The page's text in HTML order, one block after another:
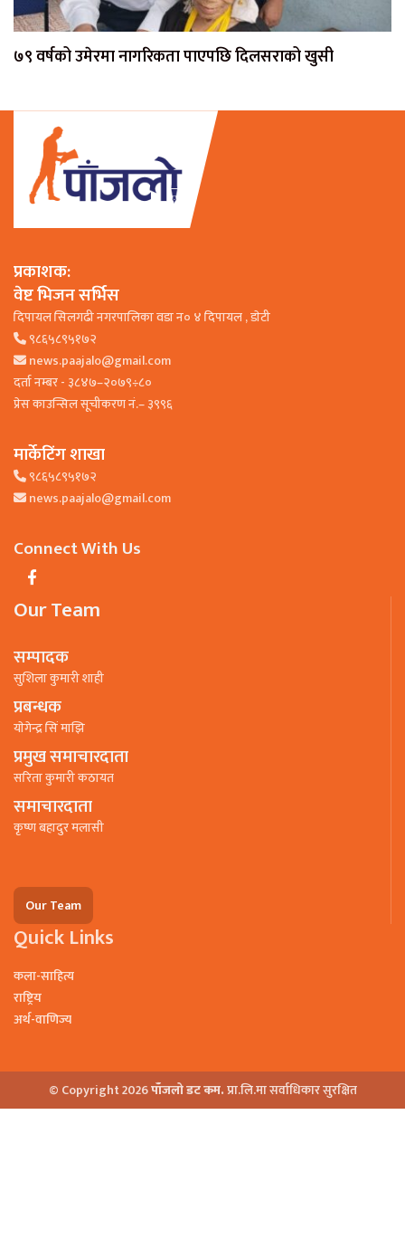
७९ वर्षको उमेरमा नागरिकता पाएपछि दिलसराको खुसी
प्रकाशक:
वेष्ट भिजन सर्भिस
दिपायल सिलगढी नगरपालिका वडा न० ४ दिपायल , डाेटी
९८६५८९५१७२
news.paajalo@gmail.com
दर्ता नम्बर - ३८४७–२०७९÷८०
प्रेस काउन्सिल सूचीकरण नं.– ३९९६
मार्केटिंग शाखा
९८६५८९५१७२
news.paajalo@gmail.com
Connect With Us
Our Team
सम्पादक
सुशिला कुमारी शाही
प्रबन्धक
याेगेन्द्र सिं माझि
प्रमुख समाचारदाता
सरिता कुमारी कठायत
समाचारदाता
कृष्ण बहादुर मलासी
Our Team
Quick Links
कला-साहित्य
राष्ट्रिय
अर्थ-वाणिज्य
© Copyright 2026पाँजलो डट कम.प्रा.लि.मा सर्वाधिकार सुरक्षित